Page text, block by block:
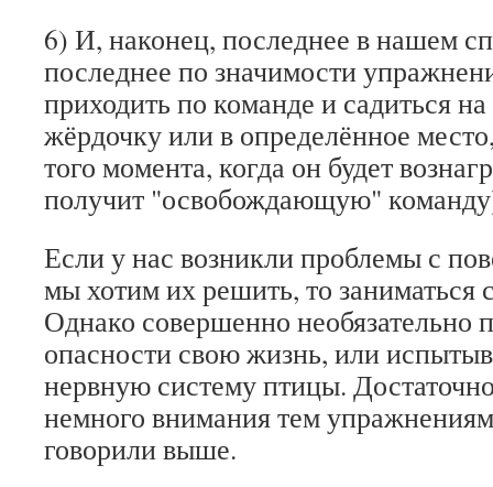
6) И, наконец, последнее в нашем
последнее по значимости
приходить по команде и садиться
жёрдочку или в определённое
того момента, когда он будет
получит "освобождающую"
Если у нас возникли проблемы с
мы хотим их решить, то заниматься
Однако совершенно необязательно
опасности свою жизнь, или
нервную систему птицы.
немного внимания тем
говорили выше.